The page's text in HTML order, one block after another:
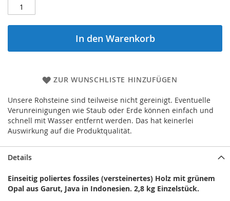
In den Warenkorb
ZUR WUNSCHLISTE HINZUFÜGEN
Unsere Rohsteine sind teilweise nicht gereinigt. Eventuelle
Verunreinigungen wie Staub oder Erde können einfach und
schnell mit Wasser entfernt werden. Das hat keinerlei
Auswirkung auf die Produktqualität.
Details
Einseitig poliertes fossiles (versteinertes) Holz mit grünem
Opal aus Garut, Java in Indonesien. 2,8 kg Einzelstück.